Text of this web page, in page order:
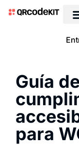
Guía de
para